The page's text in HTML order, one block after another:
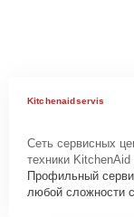
Kitchenaidservis
Сеть сервисных
техники KitchenAid
Профильный
любой сложности с